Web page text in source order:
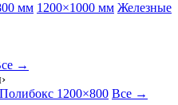
мм 1200×1000 мм Железные
→
›
Полибокс 1200×800 Все →